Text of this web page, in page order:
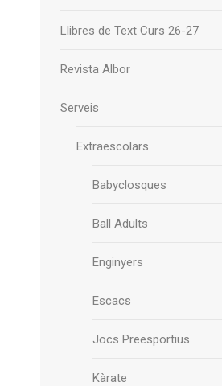
Llibres de Text Curs 26-27
Revista Albor
Serveis
Extraescolars
Babyclosques
Ball Adults
Enginyers
Escacs
Jocs Preesportius
Kàrate